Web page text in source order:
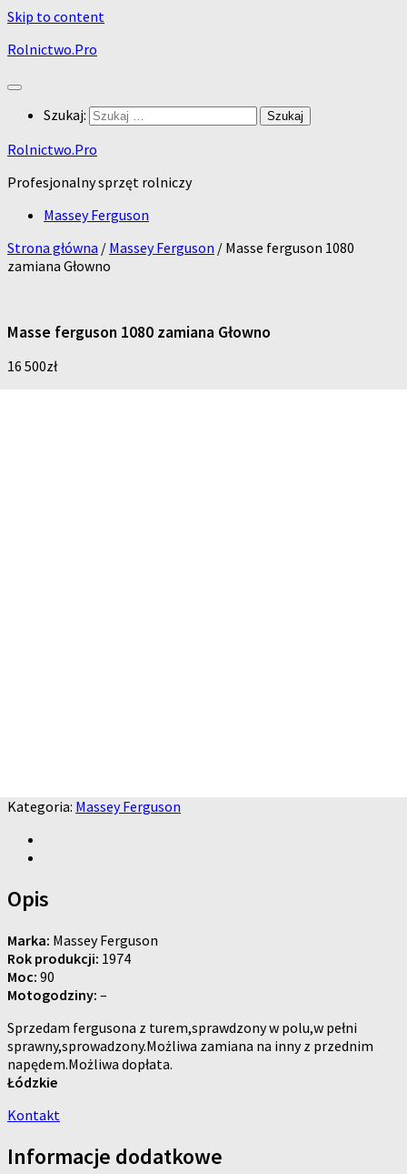
Skip to content
Rolnictwo.Pro
Szukaj:
Rolnictwo.Pro
Profesjonalny sprzęt rolniczy
Massey Ferguson
Strona główna / Massey Ferguson / Masse ferguson 1080
zamiana Głowno
Masse ferguson 1080 zamiana Głowno
16 500zł
Kategoria: Massey Ferguson
Opis
Marka: Massey Ferguson
Rok produkcji: 1974
Moc: 90
Motogodziny: –
Sprzedam fergusona z turem,sprawdzony w polu,w pełni
sprawny,sprowadzony.Możliwa zamiana na inny z przednim
napędem.Możliwa dopłata.
Łódzkie
Kontakt
Informacje dodatkowe